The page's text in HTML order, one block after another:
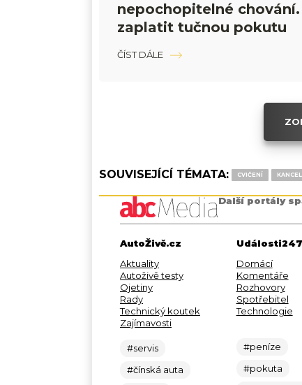
nepochopitelné
zaplatit tučnou pokutu
ČÍST DÁLE
SOUVISEJÍCÍ TÉMATA: CVIČENÍ
Další portály
AutoŽivě.cz
Aktuality
Autoživě testy
Ojetiny
Rady
Technický koutek
Zajímavosti
#servis
#čínská auta
Domácí
Komentáře
Rozhovory
Spotřebitel
Technologie
#peníze
#pokuta